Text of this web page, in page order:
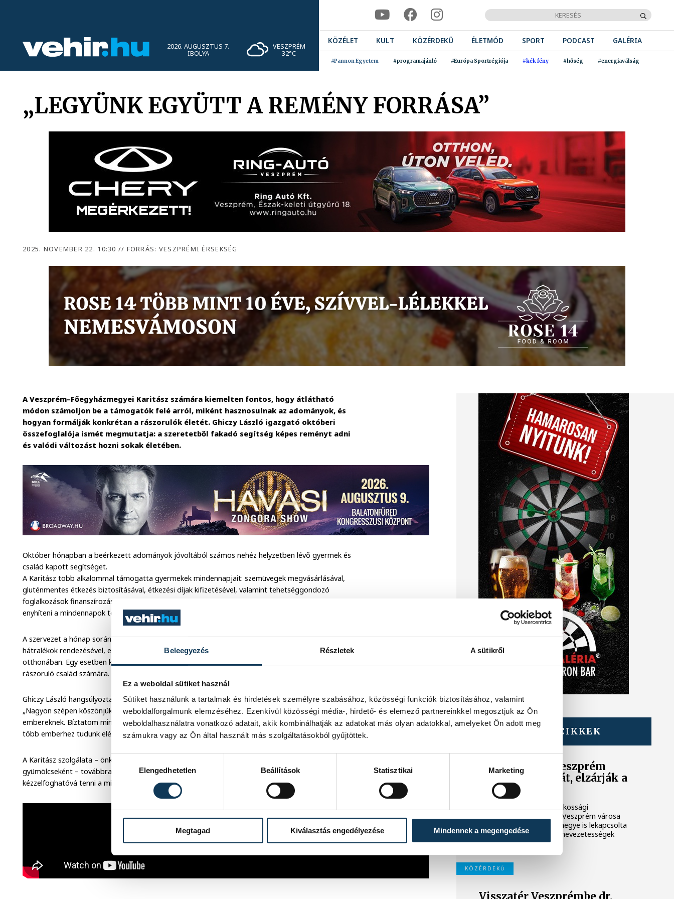
Beleegyezés Részletek A sütikről
Ez a weboldal sütiket használ
Sütiket használunk a tartalmak és hirdetések személyre szabásához, közösségi funkciók biztosításához, valamint
weboldalforgalmunk elemzéséhez. Ezenkívül közösségi média-, hirdető- és elemező partnereinkkel megosztjuk az Ön
weboldalhasználatra vonatkozó adatait, akik kombinálhatják az adatokat más olyan adatokkal, amelyeket Ön adott meg
számukra vagy az Ön által használt más szolgáltatásokból gyűjtöttek.
Hozzájárulás kiválasztása
Elengedhetetlen
Beállítások Statisztikai Marketing
Megtagad Kiválasztás engedélyezése Mindennek a megengedése
2026. AUGUSZTUS 7.
IBOLYA
VESZPRÉM
32°C
KÖZÉLET KULT KÖZÉRDEKŰ ÉLETMÓD SPORT PODCAST GALÉRIA
#Pannon Egyetem #programajánló #Európa Sportrégiója #kék fény #hőség #energiaválság
„LEGYÜNK EGYÜTT A REMÉNY FORRÁSA”
2025. NOVEMBER 22. 10:30 // FORRÁS: VESZPRÉMI ÉRSEKSÉG
A Veszprém–Főegyházmegyei Karitász számára kiemelten fontos, hogy átlátható
módon számoljon be a támogatók felé arról, miként hasznosulnak az adományok, és
hogyan formálják konkrétan a rászorulók életét. Ghiczy László igazgató októberi
összefoglalója ismét megmutatja: a szeretetből fakadó segítség képes reményt adni
és valódi változást hozni sokak életében.
Október hónapban a beérkezett adományok jóvoltából számos nehéz helyzetben lévő gyermek és
család kapott segítséget.
A Karitász több alkalommal támogatta gyermekek mindennapjait: szemüvegek megvásárlásával,
gluténmentes étkezés biztosításával, étkezési díjak kifizetésével, valamint tehetséggondozó
foglalkozások finanszírozásával. Egy nagycsalád számára gyermekruhák beszerzésével tudtak
enyhíteni a mindennapok terhein.
A szervezet a hónap során 22 esetben nyújtott segítséget élelmiszercsomaggal vagy közüzemi
hátralékok rendezésével, ezzel segítve, hogy a szolgáltatásokat ne kapcsolják ki a családok
otthonában. Egy esetben kályhaadománnyal biztosították a biztonságos fűtés lehetőségét egy
rászoruló család számára.
Ghiczy László hangsúlyozta:
„Nagyon szépen köszönjük mindenkinek a támogatást, hiszen ez reményt és esélyt adott az
embereknek. Bíz­tatom mindenkit, hogy támogatásával segítse munkánkat, hiszen együtt sokkal
több emberhez tudunk elérni. Legyünk együtt a remény forrása!”
A Karitász szolgálata – önkéntesek, támogatók és munkatársak közös erőfeszítésének
gyümölcseként – továbbra is a legkiszolgáltatottabbak felé fordul, Krisztus szeretetét
kézzelfoghatóvá tenni a mindennapokban.
TOVÁBBI CIKKEK
Lekapcsolják Veszprém
díszkivilágítását, elzárják a
szökőkutakat
A kormány energiatakarékossági
felhívásához csatlakozva Veszprém városa
és Veszprémi Főegyházmegye is lekapcsolta
a veszprémi épületek és nevezetességek
díszkivilágítását.
KÖZÉRDEKŰ